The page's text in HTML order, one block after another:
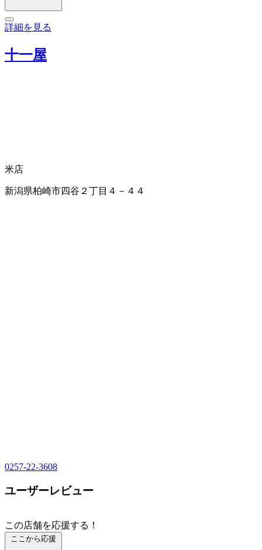
詳細を見る
十一屋
米店
新潟県柏崎市四谷２丁目４－４４
0257-22-3608
ユーザーレビュー
この店舗を応援する！
ここから応援